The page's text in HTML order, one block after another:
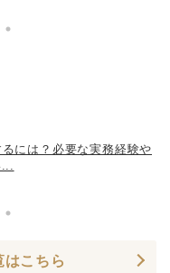
には？必要な実務経験や
...
はこちら